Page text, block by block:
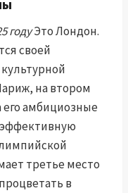
годуЭто Лондон.
своей
на втором
амбициозные
третье место
в